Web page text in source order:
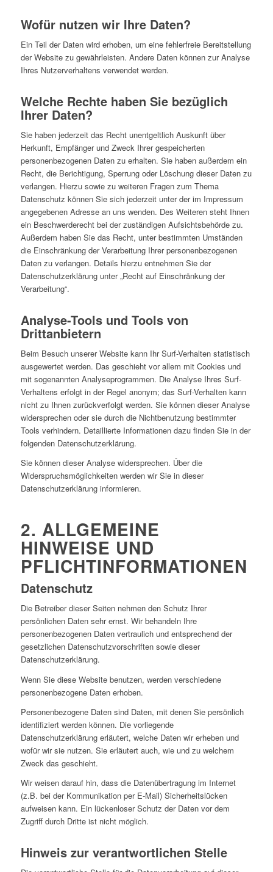
Wofür nutzen wir Ihre Daten?
Ein Teil der Daten wird erhoben, um eine fehlerfreie Bereitstellung
der Website zu gewährleisten. Andere Daten können zur Analyse
Ihres Nutzerverhaltens verwendet werden.
Welche Rechte haben Sie bezüglich
Ihrer Daten?
Sie haben jederzeit das Recht unentgeltlich Auskunft über
Herkunft, Empfänger und Zweck Ihrer gespeicherten
personenbezogenen Daten zu erhalten. Sie haben außerdem ein
Recht, die Berichtigung, Sperrung oder Löschung dieser Daten zu
verlangen. Hierzu sowie zu weiteren Fragen zum Thema
Datenschutz können Sie sich jederzeit unter der im Impressum
angegebenen Adresse an uns wenden. Des Weiteren steht Ihnen
ein Beschwerderecht bei der zuständigen Aufsichtsbehörde zu.
Außerdem haben Sie das Recht, unter bestimmten Umständen
die Einschränkung der Verarbeitung Ihrer personenbezogenen
Daten zu verlangen. Details hierzu entnehmen Sie der
Datenschutzerklärung unter „Recht auf Einschränkung der
Verarbeitung“.
Analyse-Tools und Tools von
Drittanbietern
Beim Besuch unserer Website kann Ihr Surf-Verhalten statistisch
ausgewertet werden. Das geschieht vor allem mit Cookies und
mit sogenannten Analyseprogrammen. Die Analyse Ihres Surf-
Verhaltens erfolgt in der Regel anonym; das Surf-Verhalten kann
nicht zu Ihnen zurückverfolgt werden. Sie können dieser Analyse
widersprechen oder sie durch die Nichtbenutzung bestimmter
Tools verhindern. Detaillierte Informationen dazu finden Sie in der
folgenden Datenschutzerklärung.
Sie können dieser Analyse widersprechen. Über die
Widerspruchsmöglichkeiten werden wir Sie in dieser
Datenschutzerklärung informieren.
2. ALLGEMEINE
HINWEISE UND
PFLICHTINFORMATIONEN
Datenschutz
Die Betreiber dieser Seiten nehmen den Schutz Ihrer
persönlichen Daten sehr ernst. Wir behandeln Ihre
personenbezogenen Daten vertraulich und entsprechend der
gesetzlichen Datenschutzvorschriften sowie dieser
Datenschutzerklärung.
Wenn Sie diese Website benutzen, werden verschiedene
personenbezogene Daten erhoben.
Personenbezogene Daten sind Daten, mit denen Sie persönlich
identifiziert werden können. Die vorliegende
Datenschutzerklärung erläutert, welche Daten wir erheben und
wofür wir sie nutzen. Sie erläutert auch, wie und zu welchem
Zweck das geschieht.
Wir weisen darauf hin, dass die Datenübertragung im Internet
(z.B. bei der Kommunikation per E-Mail) Sicherheitslücken
aufweisen kann. Ein lückenloser Schutz der Daten vor dem
Zugriff durch Dritte ist nicht möglich.
Hinweis zur verantwortlichen Stelle